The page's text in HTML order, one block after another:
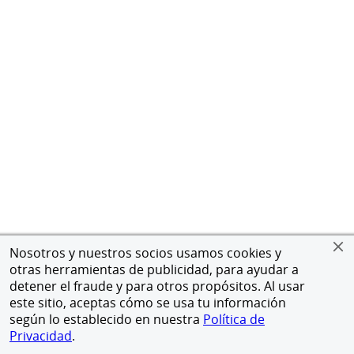
Nosotros y nuestros socios usamos cookies y
otras herramientas de publicidad, para ayudar a
detener el fraude y para otros propósitos. Al usar
este sitio, aceptas cómo se usa tu información
según lo establecido en nuestra Política de
Privacidad.